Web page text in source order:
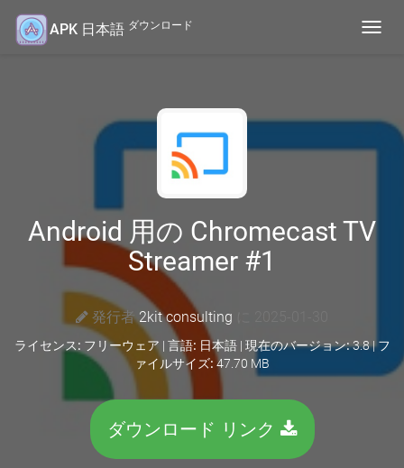
APK 日本語 ダウンロード
Android 用の Chromecast TV
Streamer #1
発行者2kit consulting
ライセンス: フリーウェア | 言語: 日本語 | 現在のバージョン:3.8 |フ
ァイルサイズ: 47.70 MB
ダウンロード リンク